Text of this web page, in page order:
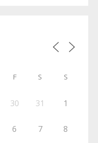
F S S
30 31 1
6 7 8